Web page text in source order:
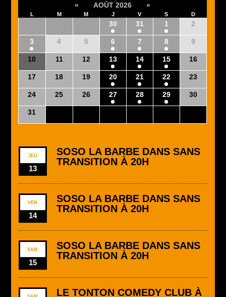
« AOÛT 2026 »
L M M J V S D
30 31 1 2
3 4 5 6 7 8 9
10 11 12 13 14 15 16
17 18 19 20 21 22 23
24 25 26 27 28 29 30
31
JEU
13
SOSO LA BARBE DANS SANS
TRANSITION À 20H
VEN
14
SOSO LA BARBE DANS SANS
TRANSITION À 20H
SAM
15
SOSO LA BARBE DANS SANS
TRANSITION À 20H
LE TONTON COMEDY CLUB À